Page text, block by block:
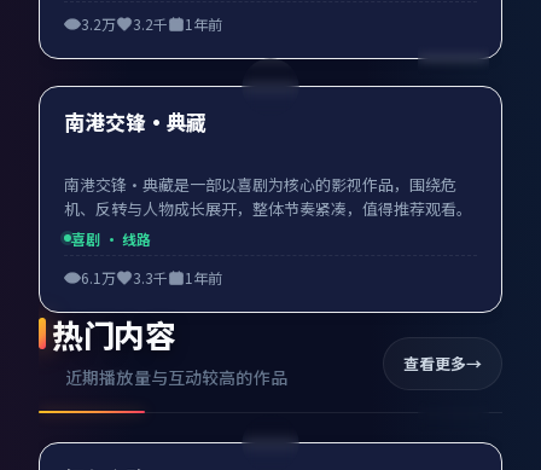
3.2万
3.2千 1年前
最新
南港交锋·典藏
南港交锋·典藏是一部以喜剧为核心的影视作品，围绕危
机、反转与人物成长展开，整体节奏紧凑，值得推荐观看。
喜剧 · 线路
6.1万
3.3千 1年前
热门内容
近期播放量与互动较高的作品
查看更多